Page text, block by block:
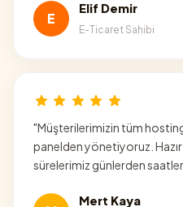
E
Elif Demir
E-Ticaret Sahibi
"Müşterilerimizin tüm
panelden yönetiyoruz.
sürelerimiz günlerden
Mert Kaya